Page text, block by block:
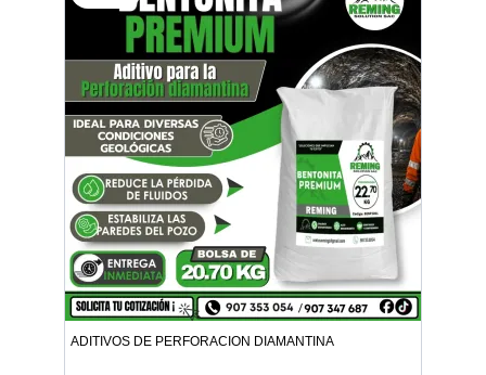
ADITIVOS DE PERFORACION DIAMANTINA